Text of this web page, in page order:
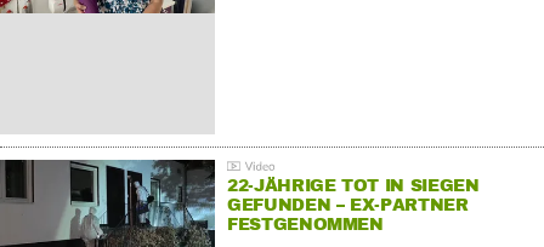
22-JÄHRIGE TOT IN SIEGEN
GEFUNDEN – EX-PARTNER
FESTGENOMMEN